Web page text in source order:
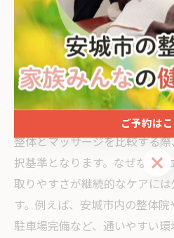
を比較検討しましょう。また、
た施術法があるかも重要です。
受けるためには、これらのポイ
選ぶことが大切です。
整体とマッサージの通いやす
整体とマッサージを比較する
択基準となります。なぜなら
取りやすさが継続的なケアに
す。例えば、安城市内の整体
駐車場完備など、通いやすい
ご予約は
ご予約は